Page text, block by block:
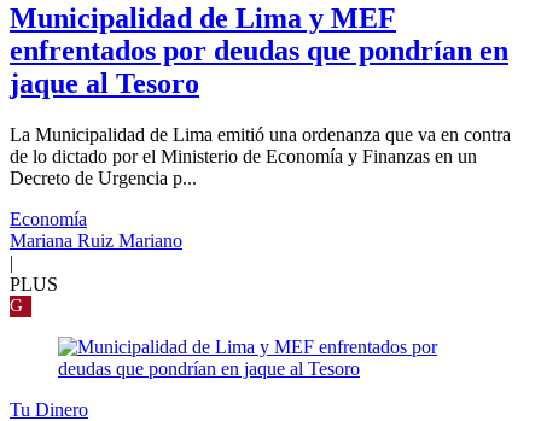
Municipalidad de Lima y MEF
enfrentados por deudas que pondrían en
jaque al Tesoro
La Municipalidad de Lima emitió una ordenanza que va en contra
de lo dictado por el Ministerio de Economía y Finanzas en un
Decreto de Urgencia p...
Economía
Mariana Ruiz Mariano
|
PLUS
G
Tu Dinero